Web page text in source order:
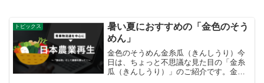
トピックス
暑い夏におすすめの「金色のそう
めん」
金色のそうめん金糸瓜（きんしうり）今
日は、ちょっと不思議な見た目の「金糸
瓜（きんしうり）」のご紹介です。金糸